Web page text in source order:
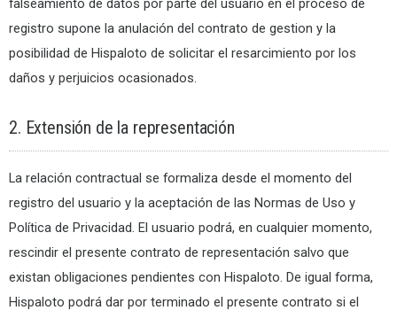
falseamiento de datos por parte del usuario en el proceso de
registro supone la anulación del contrato de gestion y la
posibilidad de Hispaloto de solicitar el resarcimiento por los
daños y perjuicios ocasionados.
2. Extensión de la representación
La relación contractual se formaliza desde el momento del
registro del usuario y la aceptación de las Normas de Uso y
Política de Privacidad. El usuario podrá, en cualquier momento,
rescindir el presente contrato de representación salvo que
existan obligaciones pendientes con Hispaloto. De igual forma,
Hispaloto podrá dar por terminado el presente contrato si el